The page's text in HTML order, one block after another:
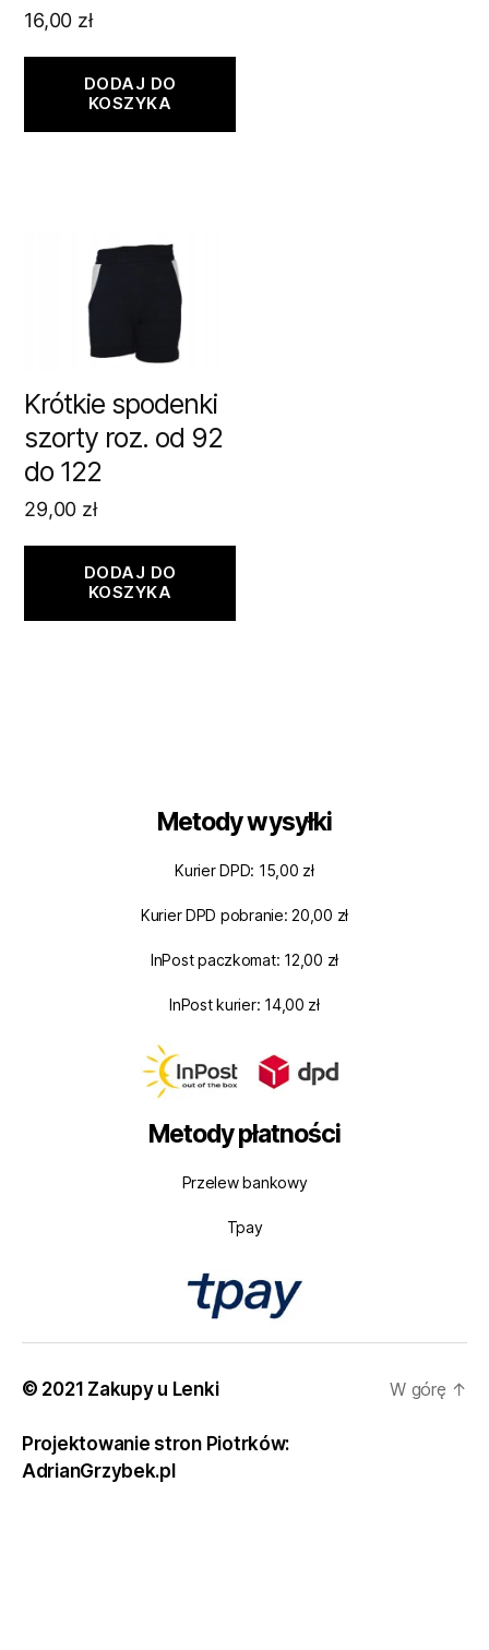
16,00 zł
DODAJ DO
KOSZYKA
Krótkie spodenki
szorty roz. od 92
do 122
29,00 zł
DODAJ DO
KOSZYKA
Metody wysyłki
Kurier DPD: 15,00 zł
Kurier DPD pobranie: 20,00 zł
InPost paczkomat: 12,00 zł
InPost kurier: 14,00 zł
Metody płatności
Przelew bankowy
Tpay
© 2021 Zakupy u Lenki
Projektowanie stron Piotrków:
AdrianGrzybek.pl
W górę ↑